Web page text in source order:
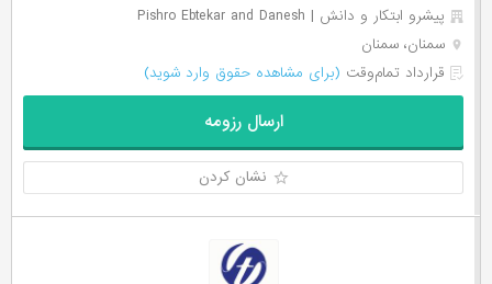
پیشرو ابتکار و دانش | Pishro Ebtekar and Danesh
سمنان، سمنان
قرارداد تمام‌وقت (برای مشاهده حقوق وارد شوید)
ارسال رزومه
نشان کردن